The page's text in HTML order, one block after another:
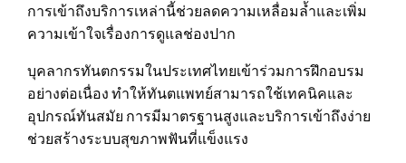
การเข้าถึงบริการเหล่านี้ช่วยลดความเหลื่อมล้ำและเพิ่ม
ความเข้าใจเรื่องการดูแลช่องปาก
บุคลากรทันตกรรมในประเทศไทยเข้าร่วมการฝึกอบรม
อย่างต่อเนื่อง ทำให้ทันตแพทย์สามารถใช้เทคนิคและ
อุปกรณ์ทันสมัย การมีมาตรฐานสูงและบริการเข้าถึงง่าย
ช่วยสร้างระบบสุขภาพฟันที่แข็งแรง